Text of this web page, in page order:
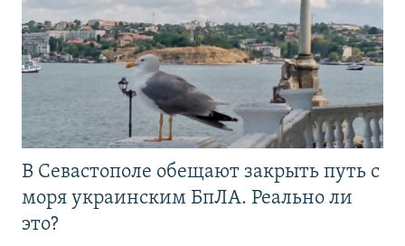
В Севастополе обещают закрыть путь с
моря украинским БпЛА. Реально ли
это?